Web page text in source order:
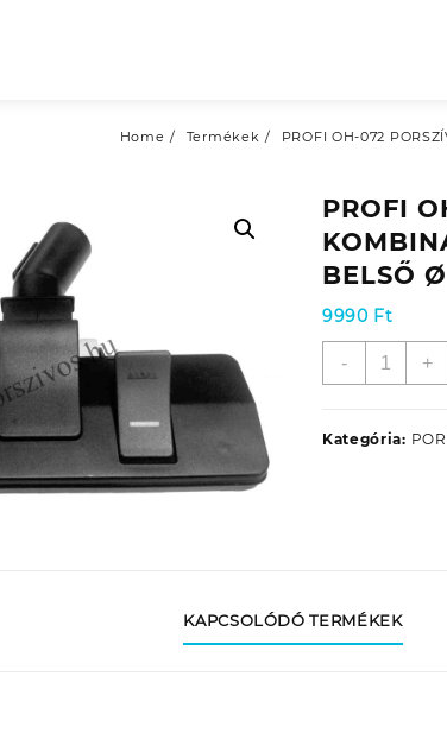
Home Termékek PROFI OH-072
PROFI
BELSŐ
9990 Ft
-
PROFI
PORSZÍVÓ
+
Kategória:
KAPCSOLÓDÓ TERMÉKEK